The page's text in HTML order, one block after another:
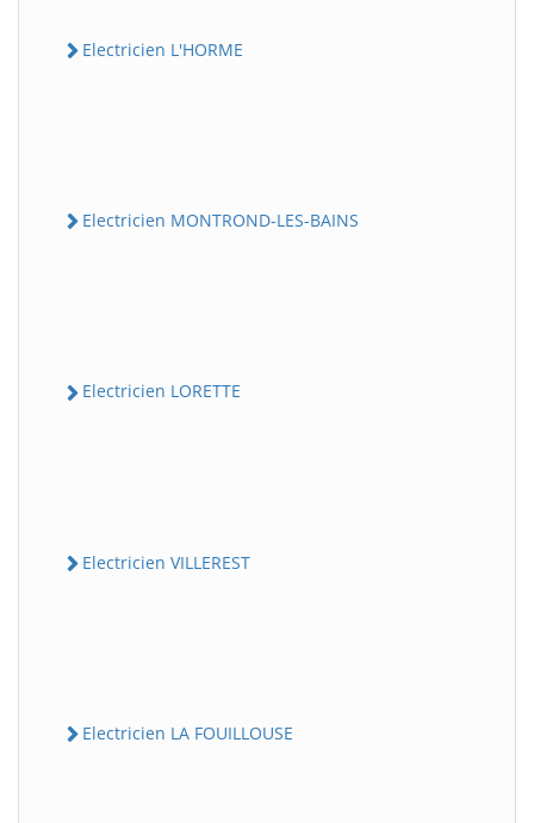
Electricien L'HORME
Electricien MONTROND-LES-BAINS
Electricien LORETTE
Electricien VILLEREST
Electricien LA FOUILLOUSE